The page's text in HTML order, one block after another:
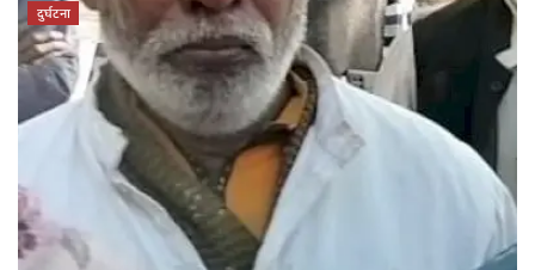
दुर्घटना